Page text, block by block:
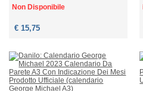
Non Disponibile
€ 15,75